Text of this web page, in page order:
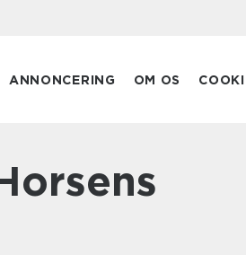
ANNONCERING OM OS